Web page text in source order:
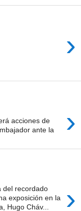
›
›
acciones de
ante la
›
del recordado
exposición en la
Hugo Cháv...